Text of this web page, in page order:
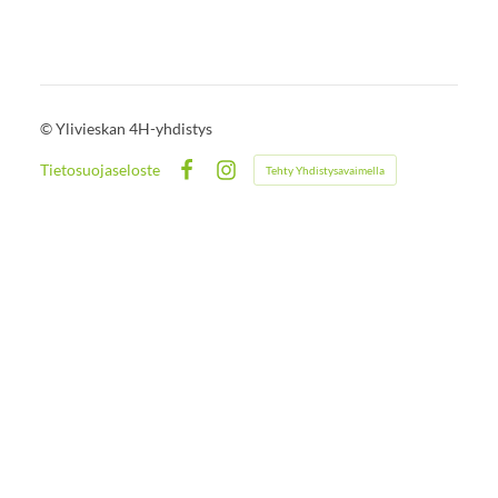
©Ylivieskan 4H-yhdistys
Tietosuojaseloste
Instagram
Tehty Yhdistysavaimella